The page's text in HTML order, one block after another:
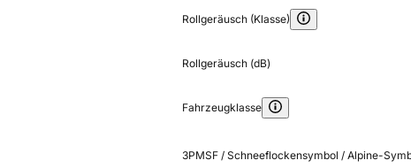
Rollgeräusch (Klasse)
Rollgeräusch (dB)
Fahrzeugklasse
3PMSF / Schneeflockensymbol / Alpine-